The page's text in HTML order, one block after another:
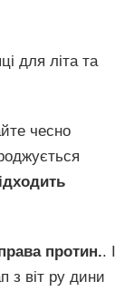
для літа та
чесно
протин.. І
з віт ру дини